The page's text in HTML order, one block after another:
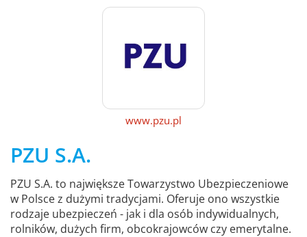
www.pzu.pl
PZU S.A.
PZU S.A. to największe Towarzystwo Ubezpieczeniowe
w Polsce z dużymi tradycjami. Oferuje ono wszystkie
rodzaje ubezpieczeń - jak i dla osób indywidualnych,
rolników, dużych firm, obcokrajowców czy emerytalne.